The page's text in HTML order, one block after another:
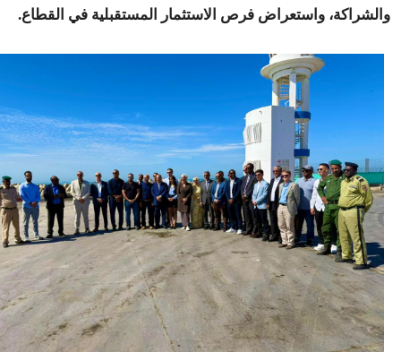
والشراكة، واستعراض فرص الاستثمار المستقبلية في القطاع.